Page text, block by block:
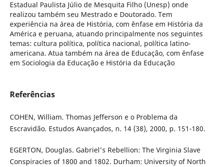
Estadual Paulista Júlio de Mesquita Filho (Unesp) onde
realizou também seu Mestrado e Doutorado. Tem
experiência na área de História, com ênfase em História da
América e peruana, atuando principalmente nos seguintes
temas: cultura política, política nacional, política latino-
americana. Atua também na área de Educação, com ênfase
em Sociologia da Educação e História da Educação
Referências
COHEN, William. Thomas Jefferson e o Problema da
Escravidão. Estudos Avançados, n. 14 (38), 2000, p. 151-180.
EGERTON, Douglas. Gabriel's Rebellion: The Virginia Slave
Conspiracies of 1800 and 1802. Durham: University of North